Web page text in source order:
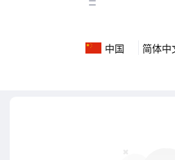
中国 简体中